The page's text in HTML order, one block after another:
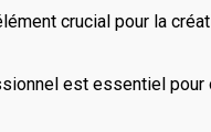
crucial pour la
est essentiel pour